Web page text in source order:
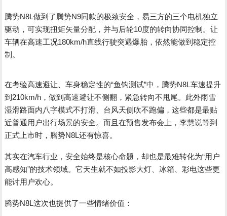
腾势N8L做到了腾势N9同款的极致安全，易三方的三个电机独立
驱动，可实现扭矩矢量分配，并与后轮10度的转向协同控制。让
车辆在高速工况180km/h直线行驶突遇爆胎，依然能做到稳定控
制。
在考验高速避让、车身稳定性的“鱼钩测试”中，腾势N8L车速提升
到210km/h，做到高速避让不侧翻，紧急转向不甩尾。此外雨雪
湿滑路面内八字模式不打滑、台风天侧吹不跑偏，这些都是最贴
近普通用户出行场景的安全。而且在预售发布会上，李慧说等到
正式上市时，腾势N8L还有惊喜。
其实在汽车行业，安全始终是核心命题，却也是最难转化为“用户
高感知”的技术领域。它天生就不如投影大灯、冰箱、彩电这些更
能讨用户欢心。
腾势N8L这次也提供了一些情绪价值：